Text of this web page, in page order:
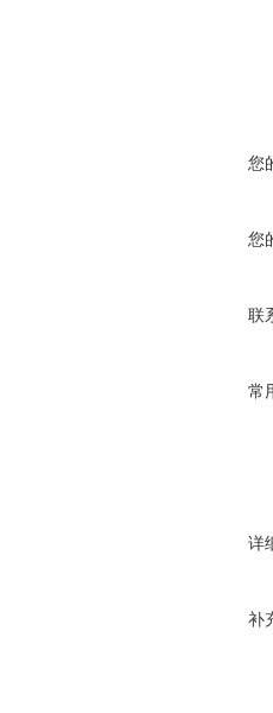
您
您
联
常
详
补